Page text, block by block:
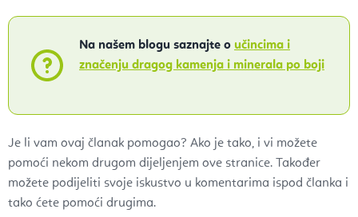
Na našem blogu saznajte o učincima i
značenju dragog kamenja i minerala po boji
Je li vam ovaj članak pomogao? Ako je tako, i vi možete
pomoći nekom drugom dijeljenjem ove stranice. Također
možete podijeliti svoje iskustvo u komentarima ispod članka i
tako ćete pomoći drugima.